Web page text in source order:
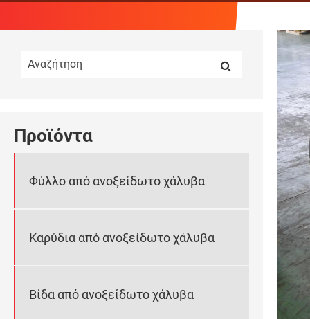
Προϊόντα
Φύλλο από ανοξείδωτο χάλυβα
Καρύδια από ανοξείδωτο χάλυβα
Βίδα από ανοξείδωτο χάλυβα